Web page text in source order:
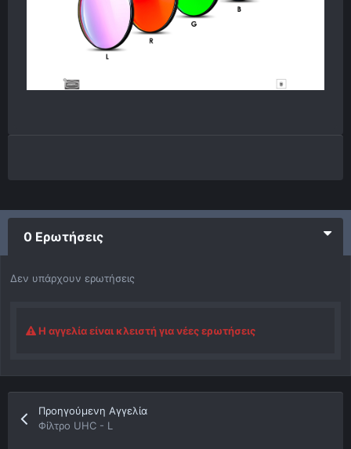
0 Ερωτήσεις
Δεν υπάρχουν ερωτήσεις
Η αγγελία είναι κλειστή για νέες ερωτήσεις
Προηγούμενη Αγγελία
Φίλτρο UHC - L